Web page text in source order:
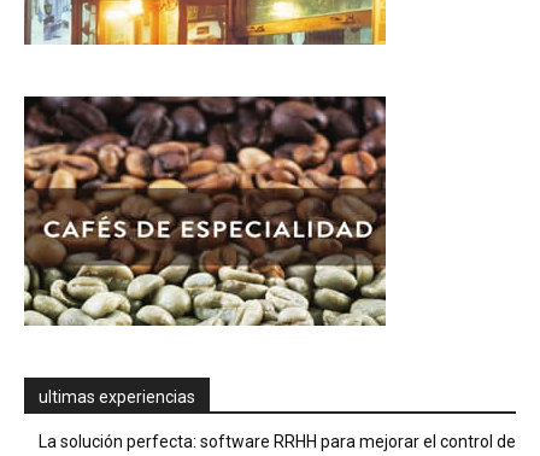
ultimas experiencias
La solución perfecta: software RRHH para mejorar el control de